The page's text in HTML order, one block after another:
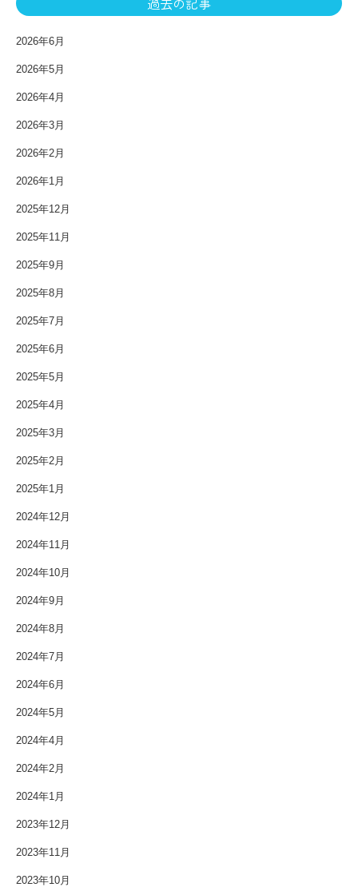
2026年6月
2026年5月
2026年4月
2026年3月
2026年2月
2026年1月
2025年12月
2025年11月
2025年9月
2025年8月
2025年7月
2025年6月
2025年5月
2025年4月
2025年3月
2025年2月
2025年1月
2024年12月
2024年11月
2024年10月
2024年9月
2024年8月
2024年7月
2024年6月
2024年5月
2024年4月
2024年2月
2024年1月
2023年12月
2023年11月
2023年10月